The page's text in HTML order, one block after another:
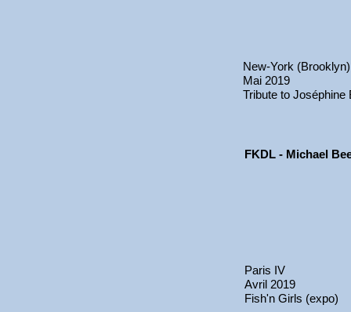
New-York (Brooklyn)
Mai 2019
Tribute to Joséphine
FKDL - Michael
Paris IV
Avril 2019
Fish'n Girls (expo)